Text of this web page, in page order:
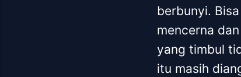
berbunyi.
mencerna
yang timbul
itu masih